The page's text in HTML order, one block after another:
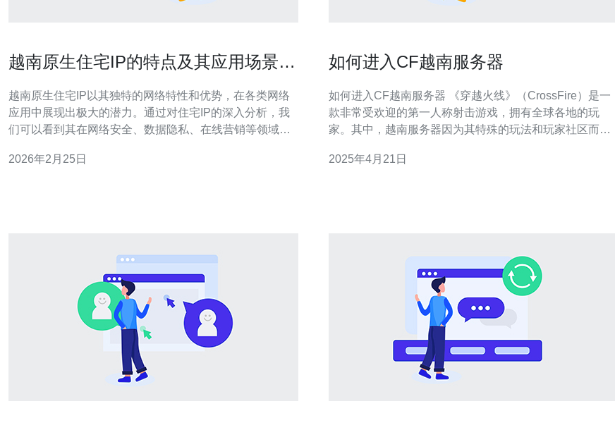
越南原生住宅IP的特点及其应用场景分
越南原生住宅IP以其独特的网络特性和优势，在各类网络
应用中展现出极大的潜力。通过对住宅IP的深入分析，我
们可以看到其在网络安全、数据隐私、在线营销等领域的
择合适的服务提供商显得尤为重要。在此，德讯电讯作为
2026年2月25日
如何进入CF越南服务器
如何进入CF越南服务器 《穿越火线》（CrossFire）是一
款非常受欢迎的第一人称射击游戏，拥有全球各地的玩
家。其中，越南服务器因为其特殊的玩法和玩家社区而备
够畅享这个独特的游戏世界。 首先，您需要下载并安装CF
2025年4月21日